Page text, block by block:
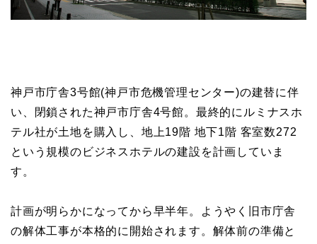
神戸市庁舎3号館(神戸市危機管理センター)の建替に伴
い、閉鎖された神戸市庁舎4号館。最終的にルミナスホ
テル社が土地を購入し、地上19階 地下1階 客室数272
という規模のビジネスホテルの建設を計画していま
す。
計画が明らかになってから早半年。ようやく旧市庁舎
の解体工事が本格的に開始されます。解体前の準備と